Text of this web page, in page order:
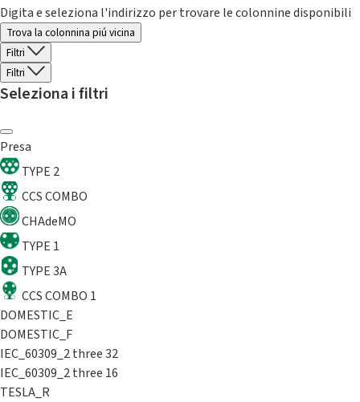
Digita e seleziona l'indirizzo per trovare le colonnine disponibili
Trova la colonnina piú vicina
Filtri
Filtri
Seleziona i filtri
Presa
TYPE 2
CCS COMBO
CHAdeMO
TYPE 1
TYPE 3A
CCS COMBO 1
DOMESTIC_E
DOMESTIC_F
IEC_60309_2 three 32
IEC_60309_2 three 16
TESLA_R